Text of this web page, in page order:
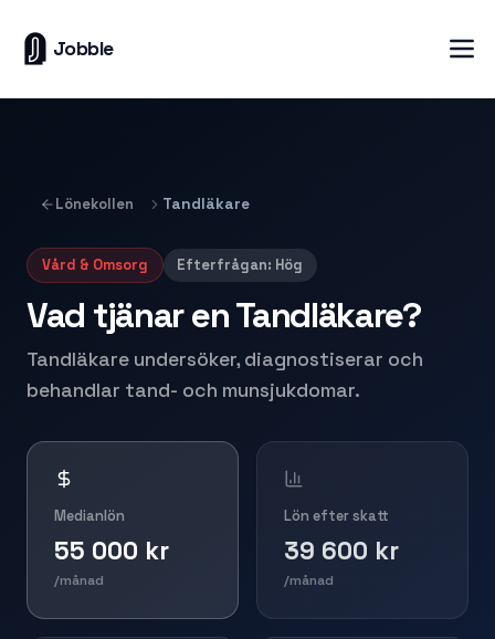
Jobble
Lönekollen Tandläkare
Vård & Omsorg Efterfrågan: Hög
Vad tjänar enTandläkare?
Tandläkare undersöker, diagnostiserar och
behandlar tand- och munsjukdomar.
Medianlön
55 000 kr
/månad
Lön efter skatt
39 600 kr
/månad